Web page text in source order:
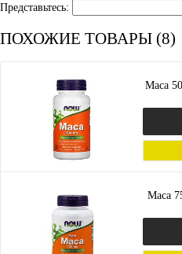
Представьтесь:
ПОХОЖИЕ ТОВАРЫ (8)
Maca
Maca